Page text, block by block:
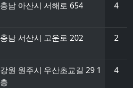
충남 아산시 서해로 654 4
충남 서산시 고운로 202 2
강원 원주시 우산초교길 29 1
층
4